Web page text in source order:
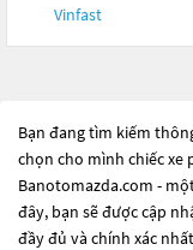
Vinfast
Bạn đang tìm kiếm
chọn cho mình chiếc
Banotomazda.com -
đây, bạn sẽ được cập
đầy đủ và chính xác